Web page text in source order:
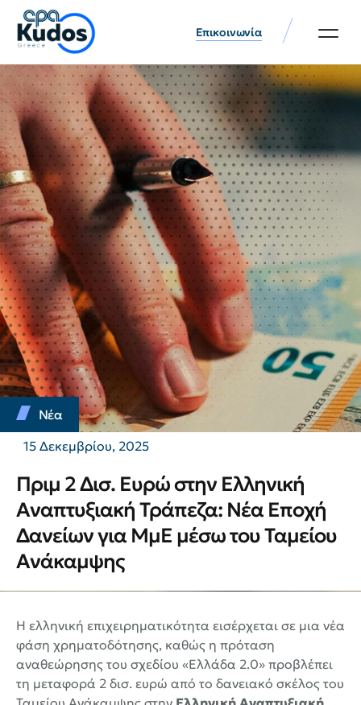
Επικοινωνία
Νέα
15 Δεκεμβρίου, 2025
Πριμ 2 Δισ. Ευρώ στην Ελληνική
Αναπτυξιακή Τράπεζα: Νέα Εποχή
Δανείων για ΜμΕ μέσω του Ταμείου
Ανάκαμψης
Η ελληνική επιχειρηματικότητα εισέρχεται σε μια νέα
φάση χρηματοδότησης, καθώς η πρόταση
αναθεώρησης του σχεδίου «Ελλάδα 2.0» προβλέπει
τη μεταφορά 2 δισ. ευρώ από το δανειακό σκέλος του